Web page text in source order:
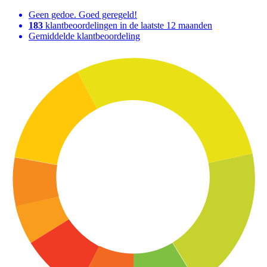
Geen gedoe. Goed geregeld!
183 klantbeoordelingen in de laatste 12 maanden
Gemiddelde klantbeoordeling